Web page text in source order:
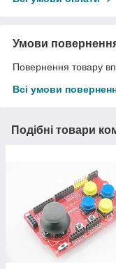
Умови
Повернення товару
Всі умови
Подібні товари